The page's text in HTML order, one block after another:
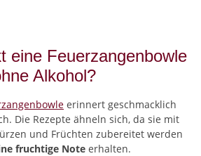
eine Feuerzangenbowle
Alkohol?
erinnert geschmacklich
Die Rezepte ähneln sich, da sie mit
und Früchten zubereitet werden
fruchtige Note erhalten.